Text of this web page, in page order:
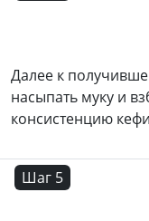
Далее к
насыпать муку и
консистенцию
Шаг 5